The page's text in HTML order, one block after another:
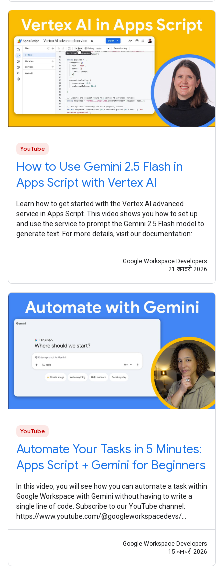
YouTube
How to Use Gemini 2.5 Flash in
Apps Script with Vertex AI
Learn how to get started with the Vertex AI advanced
service in Apps Script. This video shows you how to set up
and use the service to prompt the Gemini 2.5 Flash model to
generate text. For more details, visit our documentation:
Google Workspace Developers
21 जनवरी 2026
YouTube
Automate Your Tasks in 5 Minutes:
Apps Script + Gemini for Beginners
In this video, you will see how you can automate a task within
Google Workspace with Gemini without having to write a
single line of code. Subscribe to our YouTube channel:
https://www.youtube.com/@googleworkspacedevs/
Google Workspace Developers
15 जनवरी 2026